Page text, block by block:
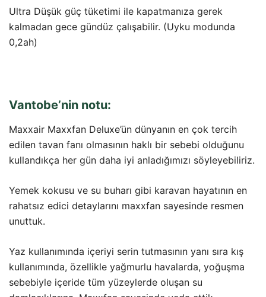
Ultra Düşük güç tüketimi ile kapatmanıza gerek
kalmadan gece gündüz çalışabilir. (Uyku modunda
0,2ah)
Vantobe’nin notu:
Maxxair Maxxfan Deluxe’ün dünyanın en çok tercih
edilen tavan fanı olmasının haklı bir sebebi olduğunu
kullandıkça her gün daha iyi anladığımızı söyleyebiliriz.
Yemek kokusu ve su buharı gibi karavan hayatının en
rahatsız edici detaylarını maxxfan sayesinde resmen
unuttuk.
Yaz kullanımında içeriyi serin tutmasının yanı sıra kış
kullanımında, özellikle yağmurlu havalarda, yoğuşma
sebebiyle içeride tüm yüzeylerde oluşan su